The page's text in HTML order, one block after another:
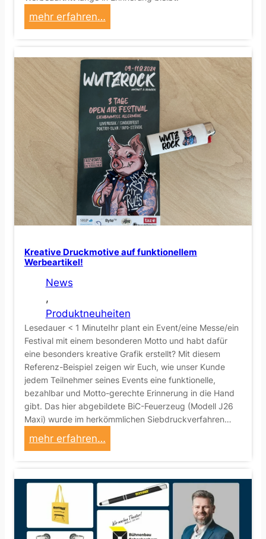
mehr erfahren…
D
s
p
r
f
e
k
t
e
W
e
b
t
t
e
l
:
D
a
s
I
E
R
e
Kreative Druckmotive auf funktionellem
Werbeartikel!
News
,
Produktneuheiten
Lesedauer < 1 MinuteIhr plant ein Event/eine Messe/ein
Festival mit einem besonderen Motto und habt dafür
eine besonders kreative Grafik erstellt? Mit diesem
Referenz-Beispiel zeigen wir Euch, wie unser Kunde
jedem Teilnehmer seines Events eine funktionelle,
bezahlbar und Motto-gerechte Erinnerung in die Hand
gibt. Das hier abgebildete BiC-Feuerzeug (Modell J26
Maxi) wurde im herkömmlichen Siebdruckverfahren…
mehr erfahren…:
K
e
a